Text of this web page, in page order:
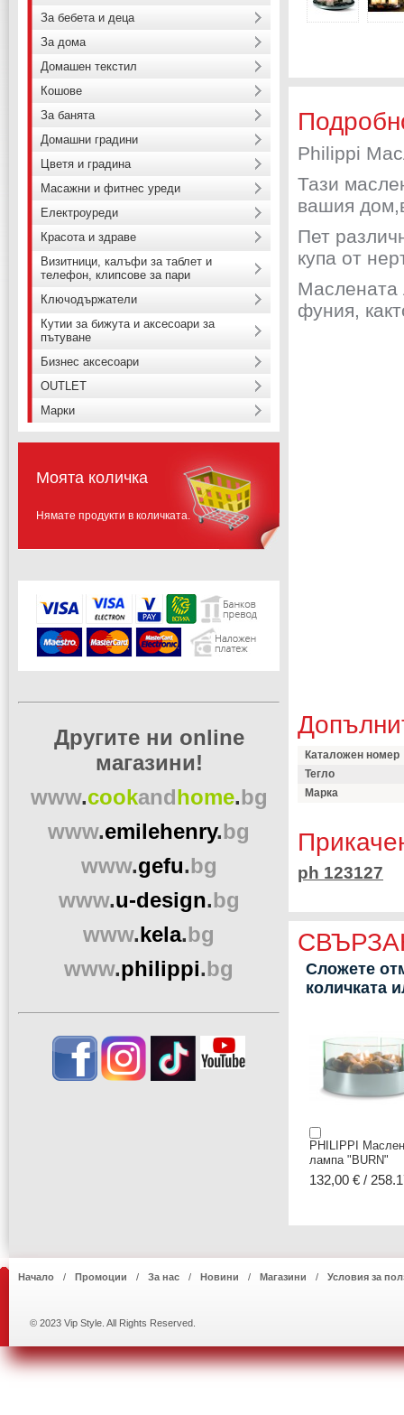
Philippi
Тази
вашия
Пет
купа от
Маслената
фуния,
Каталожен номер
Тегло
Марка
ph 123127
Сложете
количката
PHILIPPI
лампа "BURN"
132,00 € /
За бебета и деца
За дома
Домашен текстил
Кошове
За банята
Домашни градини
Цветя и градина
Масажни и фитнес уреди
Електроуреди
Красота и здраве
Визитници, калъфи за таблет и
телефон, клипсове за пари
Ключодържатели
Кутии за бижута и аксесоари за
пътуване
Бизнес аксесоари
OUTLET
Марки
Моята количка
Нямате продукти в количката.
Другите ни online
магазини!
www.cookandhome.bg
www.emilehenry.bg
www.gefu.bg
www.u-design.bg
www.kela.bg
www.philippi.bg
Начало Промоции За нас Новини Магазини Условия за
© 2023 Vip Style. All Rights Reserved.